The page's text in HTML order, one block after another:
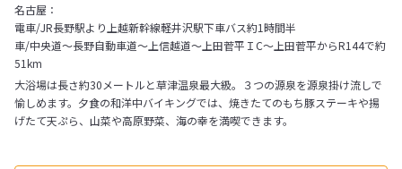
名古屋：
電車/JR長野駅より上越新幹線軽井沢駅下車バス約1時間半
車/中央道～長野自動車道～上信越道～上田菅平ＩC～上田菅平からR144で約
51km
大浴場は長さ約30メートルと草津温泉最大級。３つの源泉を源泉掛け流しで
愉しめます。夕食の和洋中バイキングでは、焼きたてのもち豚ステーキや揚
げたて天ぷら、山菜や高原野菜、海の幸を満喫できます。